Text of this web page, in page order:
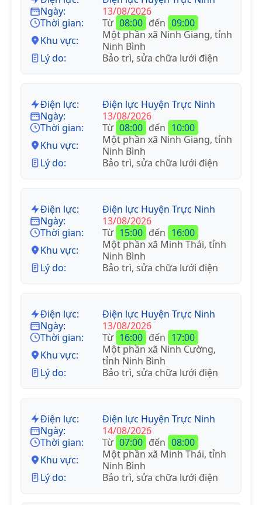
Ngày:
13/08/2026
Thời gian:
Từ 08:00 đến 09:00
Khu vực:
Một phần xã Ninh Giang, tỉnh
Ninh Bình
Lý do:
Bảo trì, sửa chữa lưới điện
Điện lực:
Điện lực Huyện Trực Ninh
Ngày:
13/08/2026
Thời gian:
Từ 08:00 đến 10:00
Khu vực:
Một phần xã Ninh Giang, tỉnh
Ninh Bình
Lý do:
Bảo trì, sửa chữa lưới điện
Điện lực:
Điện lực Huyện Trực Ninh
Ngày:
13/08/2026
Thời gian:
Từ 15:00 đến 16:00
Khu vực:
Một phần xã Minh Thái, tỉnh
Ninh Bình
Lý do:
Bảo trì, sửa chữa lưới điện
Điện lực:
Điện lực Huyện Trực Ninh
Ngày:
13/08/2026
Thời gian:
Từ 16:00 đến 17:00
Khu vực:
Một phần xã Ninh Cường,
tỉnh Ninh Bình
Lý do:
Bảo trì, sửa chữa lưới điện
Điện lực:
Điện lực Huyện Trực Ninh
Ngày:
14/08/2026
Thời gian:
Từ 07:00 đến 08:00
Khu vực:
Một phần xã Minh Thái, tỉnh
Ninh Bình
Lý do:
Bảo trì, sửa chữa lưới điện